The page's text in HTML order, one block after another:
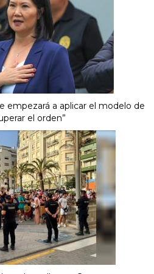
empezará a aplicar el modelo de
el orden”